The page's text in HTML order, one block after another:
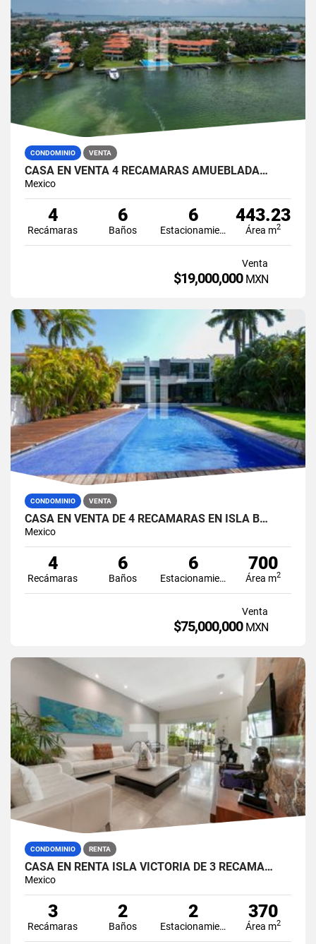
CONDOMINIO VENTA
CASA EN VENTA 4 RECÁMARAS AMUEBLADA…
Mexico
4
Recámaras
6
Baños
6
Estacionamiento
443.23
Área m2
Venta
$19,000,000 MXN
CONDOMINIO VENTA
CASA EN VENTA DE 4 RECÁMARAS EN ISLA B…
Mexico
4
Recámaras
6
Baños
6
Estacionamiento
700
Área m2
Venta
$75,000,000 MXN
CONDOMINIO RENTA
CASA EN RENTA ISLA VICTORIA DE 3 RECÁMA…
Mexico
3
Recámaras
2
Baños
2
Estacionamiento
370
Área m2